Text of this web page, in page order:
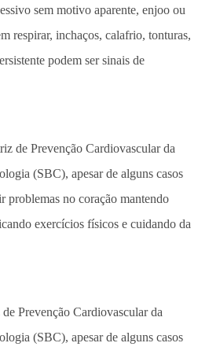
sem motivo aparente, enjoo ou
respirar, inchaços, calafrio, tonturas,
podem ser sinais de
Prevenção Cardiovascular da
(SBC), apesar de alguns casos